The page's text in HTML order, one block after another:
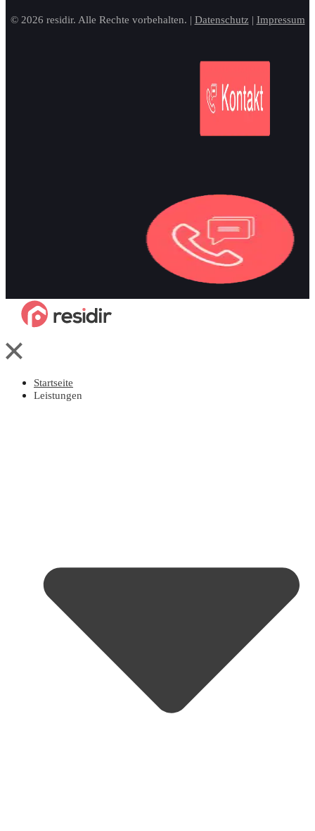
© 2026 residir. Alle Rechte vorbehalten. | Datenschutz| Impressum
Startseite
Leistungen